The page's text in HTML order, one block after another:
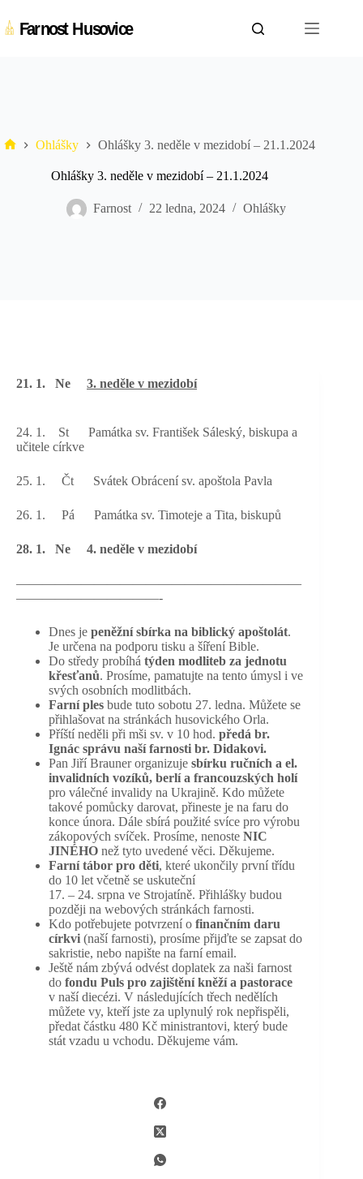
to
content
Husovice
Ohlášky Ohlášky 3. neděle v mezidobí – 21.1.2024
Ohlášky 3. neděle v mezidobí – 21.1.2024
Farnost 22 ledna, 2024 Ohlášky
21. 1. Ne 3. neděle v mezidobí
24. 1. St Památka sv. František Sáleský, biskupa a
učitele církve
25. 1. Čt Svátek Obrácení sv. apoštola Pavla
26. 1. Pá Památka sv. Timoteje a Tita, biskupů
28. 1. Ne 4. neděle v mezidobí
——————————————————————
———————————-
Dnes je peněžní sbírka na biblický apoštolát.
Je určena na podporu tisku a šíření Bible.
Do středy probíhá týden modliteb za jednotu
křesťanů. Prosíme, pamatujte na tento úmysl i ve
svých osobních modlitbách.
Farní ples bude tuto sobotu 27. ledna. Můžete se
přihlašovat na stránkách husovického Orla.
Příští neděli při mši sv. v 10 hod. předá br.
Ignác správu naší farnosti br. Didakovi.
Pan Jiří Brauner organizuje sbírku ručních a el.
invalidních vozíků, berlí a francouzských holí
pro válečné invalidy na Ukrajině. Kdo můžete
takové pomůcky darovat, přineste je na faru do
konce února. Dále sbírá použité svíce pro výrobu
zákopových svíček. Prosíme, nenoste NIC
JINÉHO než tyto uvedené věci. Děkujeme.
Farní tábor pro děti, které ukončily první třídu
do 10 let včetně se uskuteční
17. – 24. srpna ve Strojatíně. Přihlášky budou
později na webových stránkách farnosti.
Kdo potřebujete potvrzení o finančním daru
církvi (naší farnosti), prosíme přijďte se zapsat do
sakristie, nebo napište na farní email.
Ještě nám zbývá odvést doplatek za naši farnost
do fondu Puls pro zajištění kněží a pastorace
v naší diecézi. V následujících třech nedělích
můžete vy, kteří jste za uplynulý rok nepřispěli,
předat částku 480 Kč ministrantovi, který bude
stát vzadu u vchodu. Děkujeme vám.